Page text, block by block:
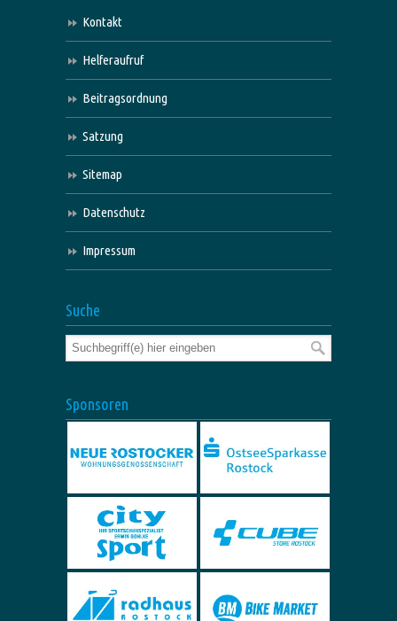
Kontakt
Helferaufruf
Beitragsordnung
Satzung
Sitemap
Datenschutz
Impressum
Suche
Sponsoren